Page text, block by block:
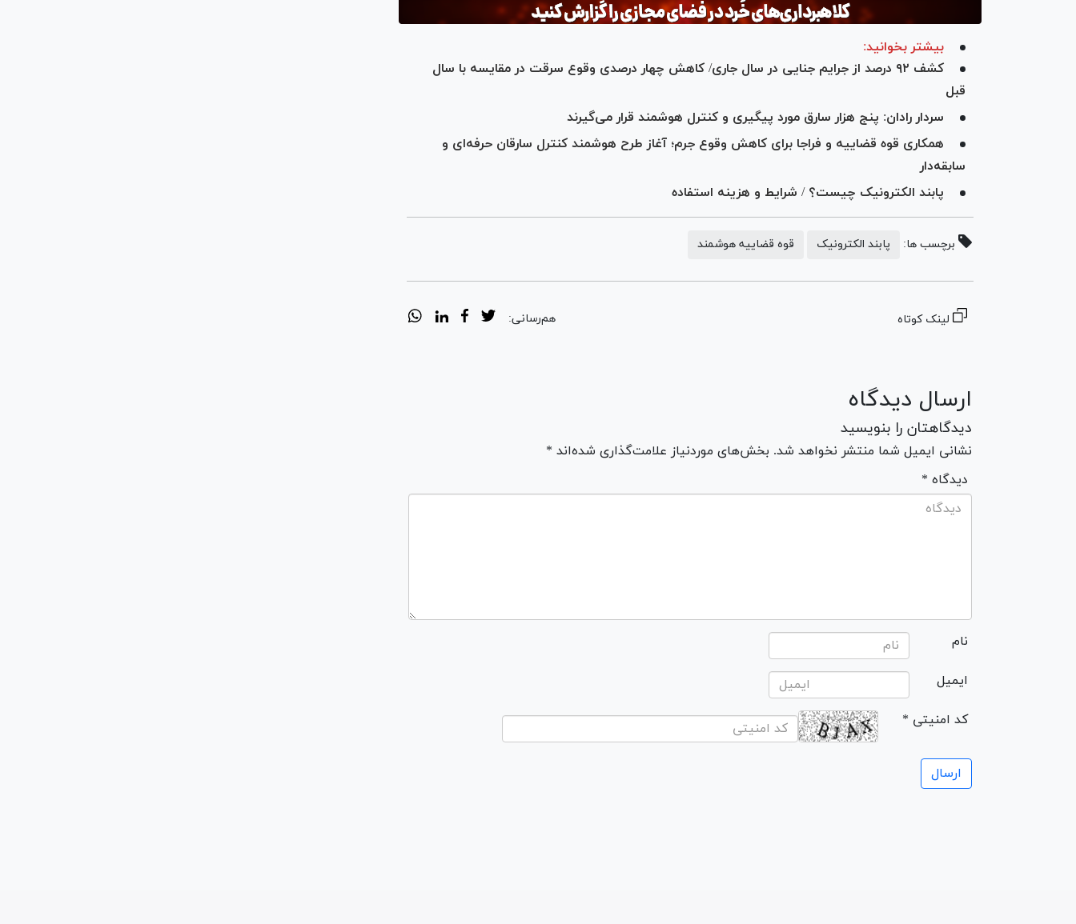
بیشتر بخوانید:
کشف ۹۲ درصد از جرایم جنایی در سال جاری/ کاهش چهار درصدی وقوع سرقت در مقایسه با سال
قبل
سردار رادان: پنج هزار سارق مورد پیگیری و کنترل هوشمند قرار می‌گیرند
همکاری قوه قضاییه و فراجا برای کاهش وقوع جرم؛ آغاز طرح هوشمند کنترل سارقان حرفه‌ای و
سابقه‌‌‌دار
پابند الکترونیک چیست؟ / شرایط و هزینه استفاده
برچسب ها: پابند الکترونیک قوه قضاییه هوشمند
لینک کوتاه هم‌رسانی:
ارسال دیدگاه
دیدگاهتان را بنویسید
نشانی ایمیل شما منتشر نخواهد شد. بخش‌های موردنیاز علامت‌گذاری شده‌اند *
* دیدگاه
نام
ایمیل
* کد امنیتی